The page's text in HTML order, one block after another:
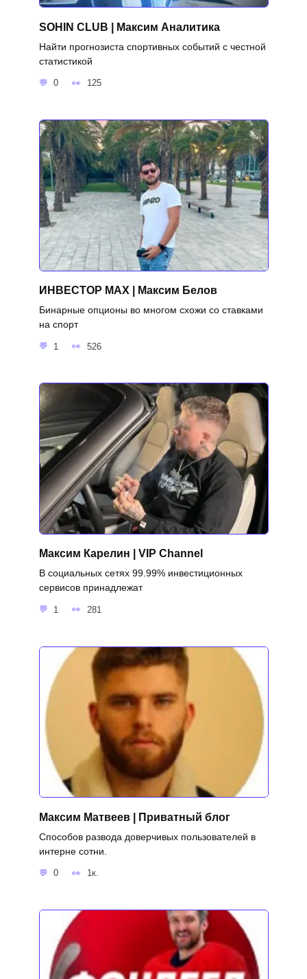
SOHIN CLUB | Максим Аналитика
Найти прогнозиста спортивных событий с честной
статистикой
0 125
ИНВЕСТОР MAX | Максим Белов
Бинарные опционы во многом схожи со ставками
на спорт
1 526
Максим Карелин | VIP Channel
В социальных сетях 99.99% инвестиционных
сервисов принадлежат
1 281
Максим Матвеев | Приватный блог
Способов развода доверчивых пользователей в
интерне сотни.
0 1к.